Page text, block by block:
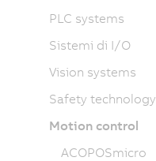
PLC systems
Sistemi di I/O
Vision systems
Safety technology
Motion control
ACOPOSmicro